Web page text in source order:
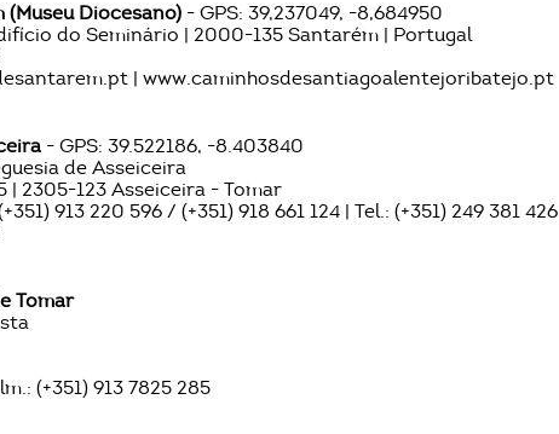
Diocesano) - GPS: 39,237049, -8,684950
do Seminário | 2000-135 Santarém | Portugal
| www.caminhosdesantiagoalentejoribatejo.pt
- GPS: 39.522186, -8.403840
de Asseiceira
| 2305-123 Asseiceira - Tomar
913 220 596 / (+351) 918 661 124 | Tel.: (+351) 249 381 426
Tomar
(+351) 913 7825 285